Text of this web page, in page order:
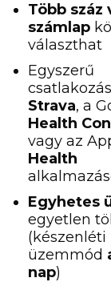
Több száz
számlap
választhat
Egyszerű
Strava, a
Health
vagy az
Health
Egyhetes
egyetlen
(készenléti
üzemmód
nap)